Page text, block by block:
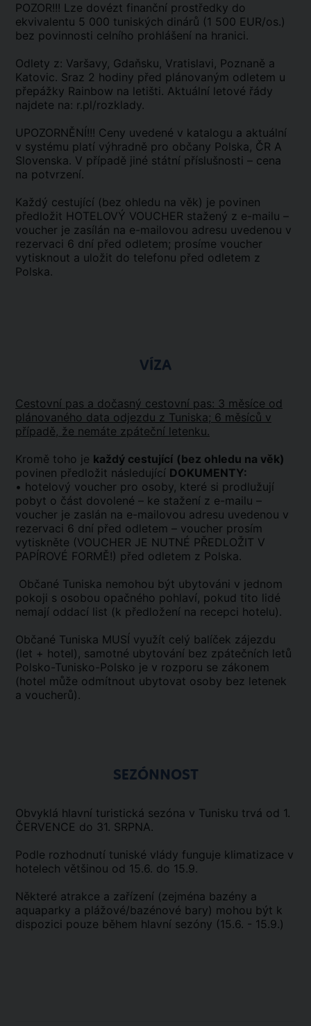
POZOR!!! Lze dovézt finanční prostředky do
ekvivalentu 5 000 tuniských dinárů (1 500 EUR/os.)
bez povinnosti celního prohlášení na hranici.
Odlety z: Varšavy, Gdaňsku, Vratislavi, Poznaně a
Katovic. Sraz 2 hodiny před plánovaným odletem u
přepážky Rainbow na letišti. Aktuální letové řády
najdete na: r.pl/rozklady.
UPOZORNĚNÍ!!! Ceny uvedené v katalogu a aktuální
v systému platí výhradně pro občany Polska, ČR A
Slovenska. V případě jiné státní příslušnosti – cena
na potvrzení.
Každý cestující (bez ohledu na věk) je povinen
předložit HOTELOVÝ VOUCHER stažený z e-mailu –
voucher je zasílán na e-mailovou adresu uvedenou v
rezervaci 6 dní před odletem; prosíme voucher
vytisknout a uložit do telefonu před odletem z
Polska.
VÍZA
Cestovní pas a dočasný cestovní pas: 3 měsíce od
plánovaného data odjezdu z Tuniska; 6 měsíců v
případě, že nemáte zpáteční letenku.
Kromě toho je každý cestující (bez ohledu na věk)
povinen předložit následující DOKUMENTY:
• hotelový voucher pro osoby, které si prodlužují
pobyt o část dovolené – ke stažení z e-mailu –
voucher je zaslán na e-mailovou adresu uvedenou v
rezervaci 6 dní před odletem – voucher prosím
vytiskněte (VOUCHER JE NUTNÉ PŘEDLOŽIT V
PAPÍROVÉ FORMĚ!) před odletem z Polska.
Občané Tuniska nemohou být ubytováni v jednom
pokoji s osobou opačného pohlaví, pokud tito lidé
nemají oddací list (k předložení na recepci hotelu).
Občané Tuniska MUSÍ využít celý balíček zájezdu
(let + hotel), samotné ubytování bez zpátečních letů
Polsko-Tunisko-Polsko je v rozporu se zákonem
(hotel může odmítnout ubytovat osoby bez letenek
a voucherů).
SEZÓNNOST
Obvyklá hlavní turistická sezóna v Tunisku trvá od 1.
ČERVENCE do 31. SRPNA.
Podle rozhodnutí tuniské vlády funguje klimatizace v
hotelech většinou od 15.6. do 15.9.
Některé atrakce a zařízení (zejména bazény a
aquaparky a plážové/bazénové bary) mohou být k
dispozici pouze během hlavní sezóny (15.6. - 15.9.)